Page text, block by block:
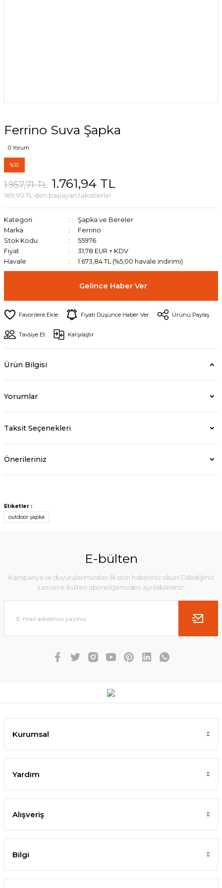
Ferrino Suva Şapka
0 Yorum
%10
1.957,71 TL 1.761,94 TL
189,90 TL den başlayan taksitlerle!
Kategori
Şapka ve Bereler
Marka
Ferrino
Stok Kodu
55976
Fiyat
31,78 EUR + KDV
Havale
1.673,84 TL (%5,00 havale indirimi)
Gelince Haber Ver
Fiyatı Düşünce Haber Ver Ürünü Paylaş
Tavsiye Et Karşılaştır
Ürün Bilgisi
Yorumlar
Taksit Seçenekleri
Önerileriniz
Etiketler :
outdoor şapka
E-bülten
Kampanya ve duyurularımızdan ilk sizin haberiniz olsun! Dilediğiniz
zaman e-bülten aboneliğimizden ayrılabilirsiniz.
Kurumsal
Yardım
Alışveriş
Bilgi